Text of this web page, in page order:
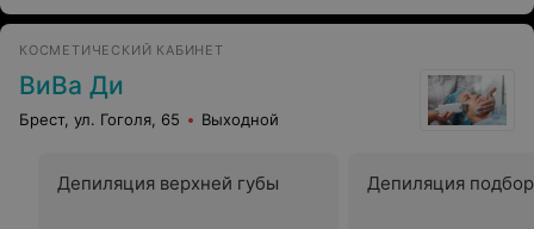
КОСМЕТИЧЕСКИЙ КАБИНЕТ
ВиВа Ди
Брест, ул. Гоголя, 65 Выходной
Депиляция верхней губы Депиляция